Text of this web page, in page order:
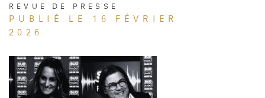
REVUE DE PRESSE
PUBLIÉ LE 16 FÉVRIER
2026